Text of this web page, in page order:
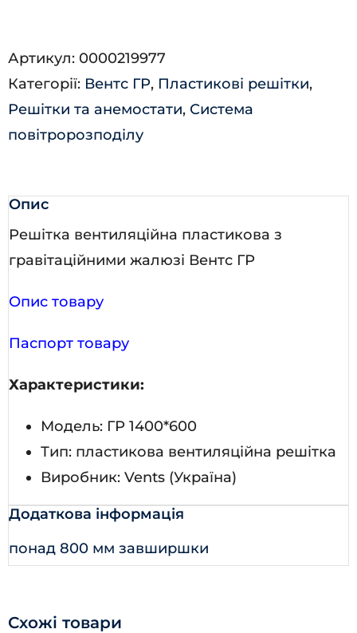
Артикул: 0000219977
Категорії: Вентс ГР, Пластикові решітки,
Решітки та анемостати, Система
повітророзподілу
Опис
Решітка вентиляційна пластикова з
гравітаційними жалюзі Вентс ГР
Опис товару
Паспорт товару
Характеристики:
Модель: ГР 1400*600
Тип: пластикова вентиляційна решітка
Виробник: Vents (Україна)
Додаткова інформація
понад 800 мм завширшки
Схожі товари